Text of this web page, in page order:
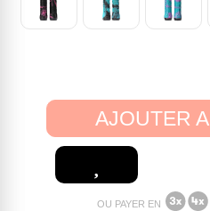
AJOUTER
OU PAYER EN